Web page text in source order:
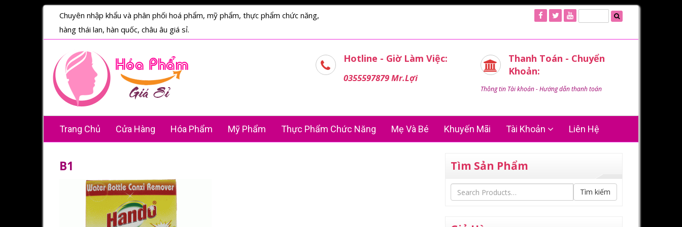
Chuyên nhập khẩu và phân phối hoá phẩm, mỹ phẩm, thực phẩm chức năng,
hàng thái lan, hàn quốc, châu âu giá sỉ.
Hotline - Giờ Làm Việc:
0355597879 Mr.Lợi
Thanh Toán - Chuyển
Khoản:
Thông tin Tài khoản - Hướng dẫn thanh toán
Trang Chủ Cửa Hàng Hóa Phẩm Mỹ Phẩm Thực Phẩm Chức Năng Mẹ Và Bé Khuyến Mãi Tài Khoản Liên Hệ
B1 Tìm Sản Phẩm
Tìm kiếm